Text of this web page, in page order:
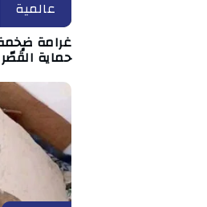
عالمية
غرامة
حماية القُصّر